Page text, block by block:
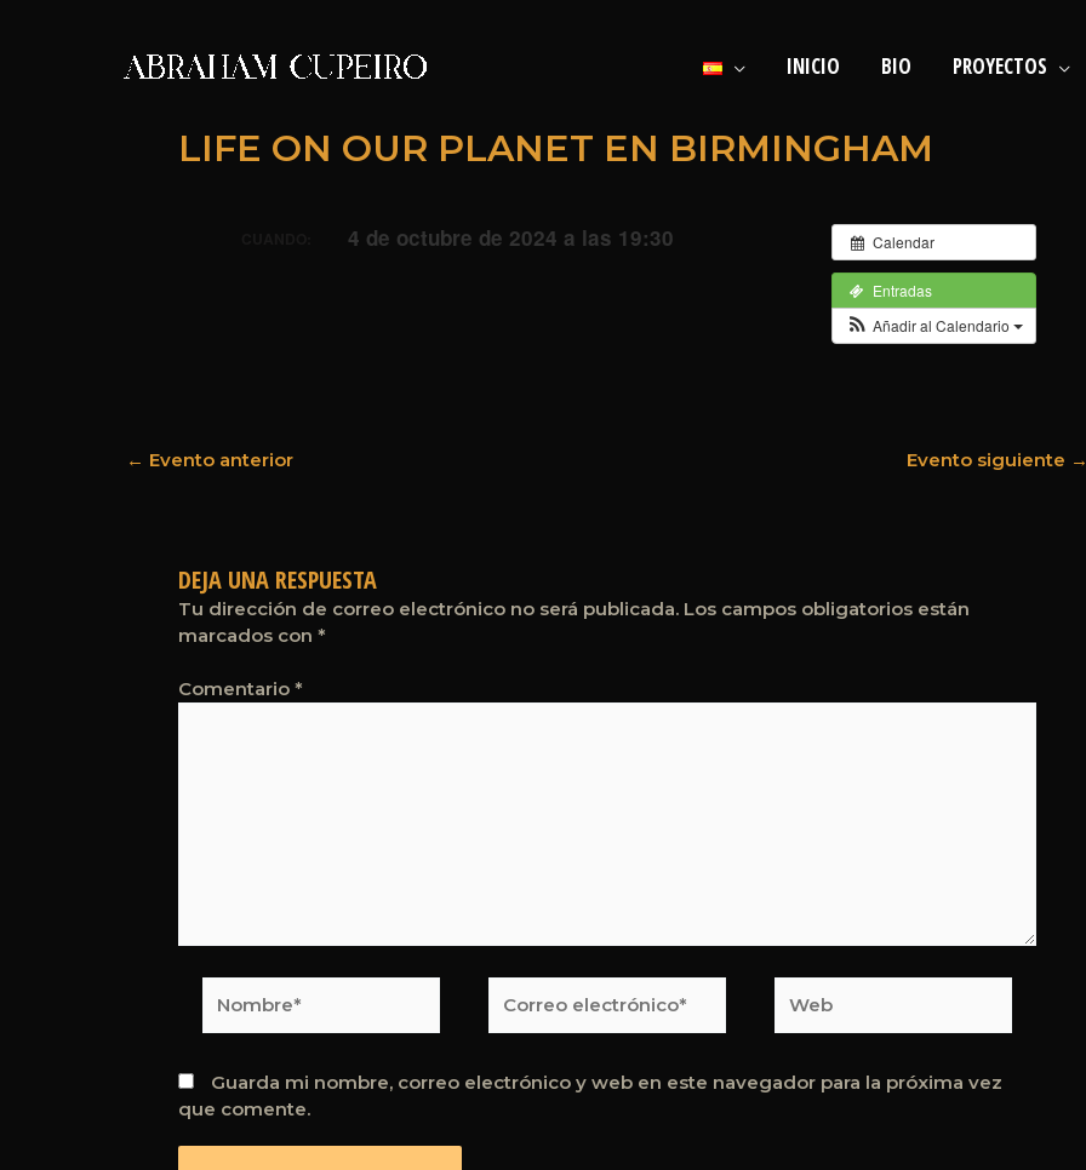
INICIO BIO PROYECTOS
LIFE ON OUR PLANET EN BIRMINGHAM
Calendar
Entradas
Añadir al Calendario
4 de octubre de 2024 a las 19:30
← Evento anterior Evento siguiente →
DEJA UNA RESPUESTA
Tu dirección de correo electrónico no será publicada. Los campos obligatorios están
marcados con *
Comentario *
electrónico*
Guarda mi nombre, correo electrónico y web en este navegador para la próxima vez
que comente.